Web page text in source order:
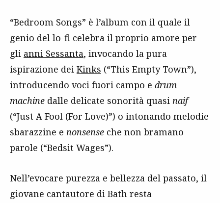
“Bedroom Songs” è l’album con il quale il
genio del lo-fi celebra il proprio amore per
gli anni Sessanta, invocando la pura
ispirazione dei Kinks (“This Empty Town”),
introducendo voci fuori campo e drum
machine dalle delicate sonorità quasi naif
(“Just A Fool (For Love)”) o intonando melodie
sbarazzine e nonsense che non bramano
parole (“Bedsit Wages”).
Nell’evocare purezza e bellezza del passato, il
giovane cantautore di Bath resta